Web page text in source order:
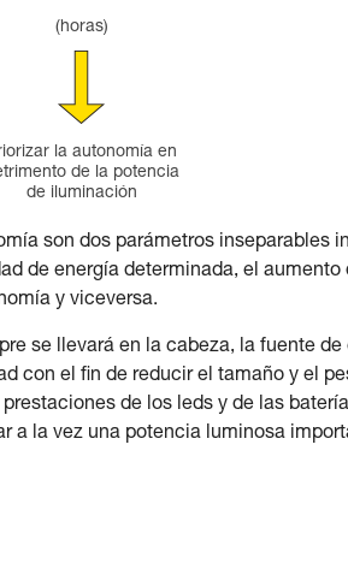
(horas)
la autonomía en
de la potencia
de iluminación
son dos parámetros inseparables
de energía determinada, el
y viceversa.
se llevará en la cabeza, la fuente
con el fin de reducir el tamaño y el
de los leds y de las
a la vez una potencia luminosa